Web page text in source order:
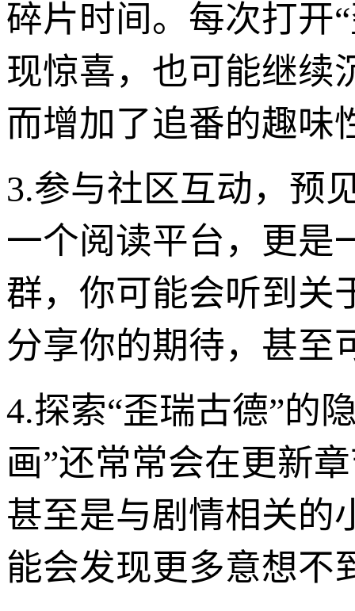
碎片时间。每次打开
现惊喜，也可能继续
而增加了追番的趣味
3.参与社区互动，预
一个阅读平台，更是
群，你可能会听到关
分享你的期待，甚至
4.探索“歪瑞古德”的
画”还常常会在更新
甚至是与剧情相关的
能会发现更多意想不